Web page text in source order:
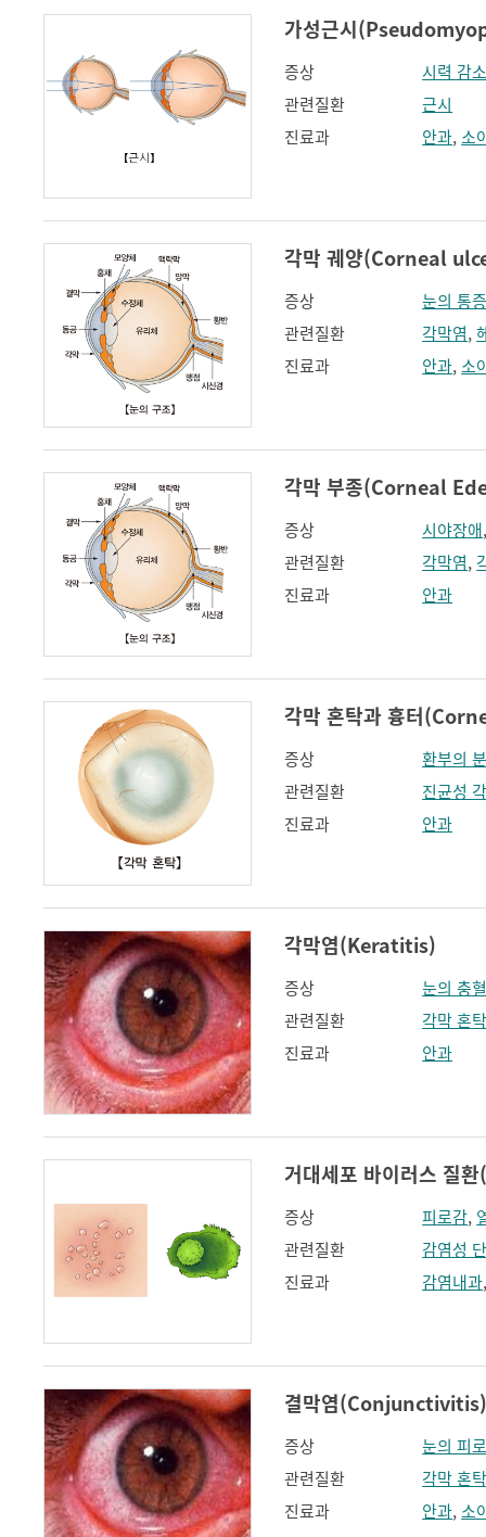
가성근시
증상
시력 감
관련질환
근시
진료과
안과,소
각막 궤양(Corneal
증상
눈의 통
관련질환
각막염,
진료과
안과,소
각막 부종(Corneal
증상 시야장애
관련질환
각막염,
진료과
안과
각막 혼탁과 흉터
증상
환부의
관련질환
진균성
진료과
안과
각막염(Keratitis)
증상
눈의 충
관련질환
각막 혼
진료과
안과
거대세포 바이러스
증상 피로감,
관련질환
감염성
진료과
감염내과
결막염(Conjunctivitis)
증상
눈의 피
관련질환
각막 혼
진료과
안과,소